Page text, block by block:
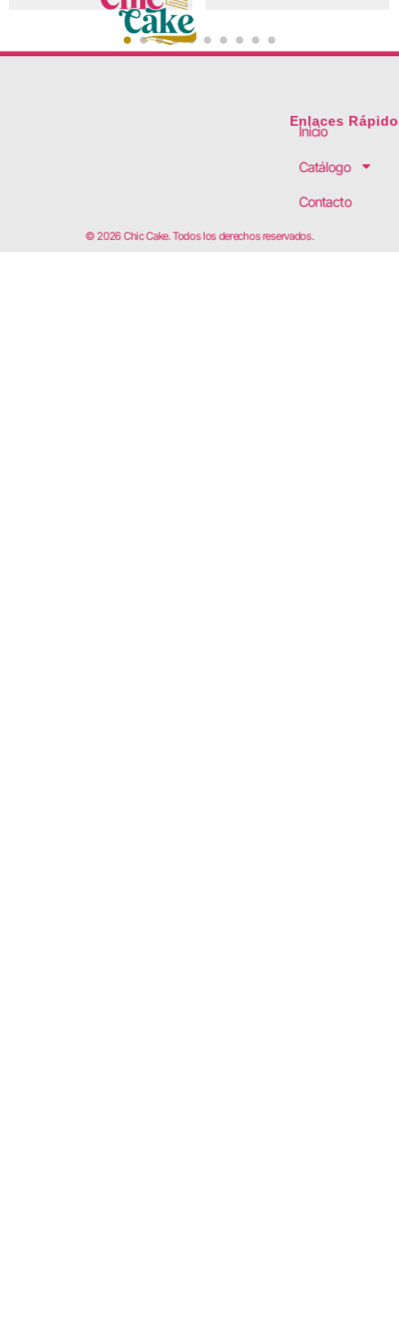
Enlaces
Inicio
Catálogo
Contacto
© 2026 Chic Cake. Todos los derechos reservados.